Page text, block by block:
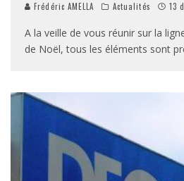
Frédéric AMELLA Actualités 13
A la veille de vous réunir sur la
de Noël, tous les éléments sont